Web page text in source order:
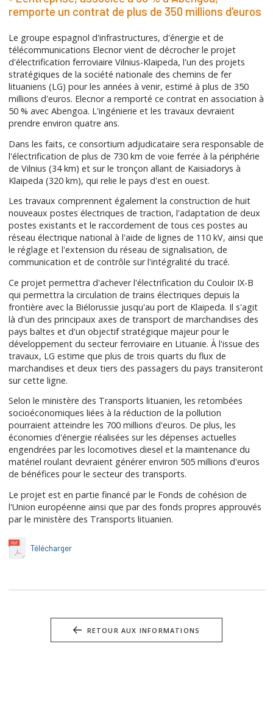
remporte un contrat de plus de 350 millions d'euros
Le groupe espagnol d'infrastructures, d'énergie et de
télécommunications Elecnor vient de décrocher le projet
d'électrification ferroviaire Vilnius-Klaipeda, l'un des projets
stratégiques de la société nationale des chemins de fer
lituaniens (LG) pour les années à venir, estimé à plus de 350
millions d'euros. Elecnor a remporté ce contrat en association à
50 % avec Abengoa. L'ingénierie et les travaux devraient
prendre environ quatre ans.
Dans les faits, ce consortium adjudicataire sera responsable de
l'électrification de plus de 730 km de voie ferrée à la périphérie
de Vilnius (34 km) et sur le tronçon allant de Kaisiadorys à
Klaipeda (320 km), qui relie le pays d'est en ouest.
Les travaux comprennent également la construction de huit
nouveaux postes électriques de traction, l'adaptation de deux
postes existants et le raccordement de tous ces postes au
réseau électrique national à l'aide de lignes de 110 kV, ainsi que
le réglage et l'extension du réseau de signalisation, de
communication et de contrôle sur l'intégralité du tracé.
Ce projet permettra d'achever l'électrification du Couloir IX-B
qui permettra la circulation de trains électriques depuis la
frontière avec la Biélorussie jusqu'au port de Klaipeda. Il s'agit
là d'un des principaux axes de transport de marchandises des
pays baltes et d'un objectif stratégique majeur pour le
développement du secteur ferroviaire en Lituanie. À l'issue des
travaux, LG estime que plus de trois quarts du flux de
marchandises et deux tiers des passagers du pays transiteront
sur cette ligne.
Selon le ministère des Transports lituanien, les retombées
socioéconomiques liées à la réduction de la pollution
pourraient atteindre les 700 millions d'euros. De plus, les
économies d'énergie réalisées sur les dépenses actuelles
engendrées par les locomotives diesel et la maintenance du
matériel roulant devraient générer environ 505 millions d'euros
de bénéfices pour le secteur des transports.
Le projet est en partie financé par le Fonds de cohésion de
l'Union européenne ainsi que par des fonds propres approuvés
par le ministère des Transports lituanien.
Télécharger
RETOUR AUX INFORMATIONS